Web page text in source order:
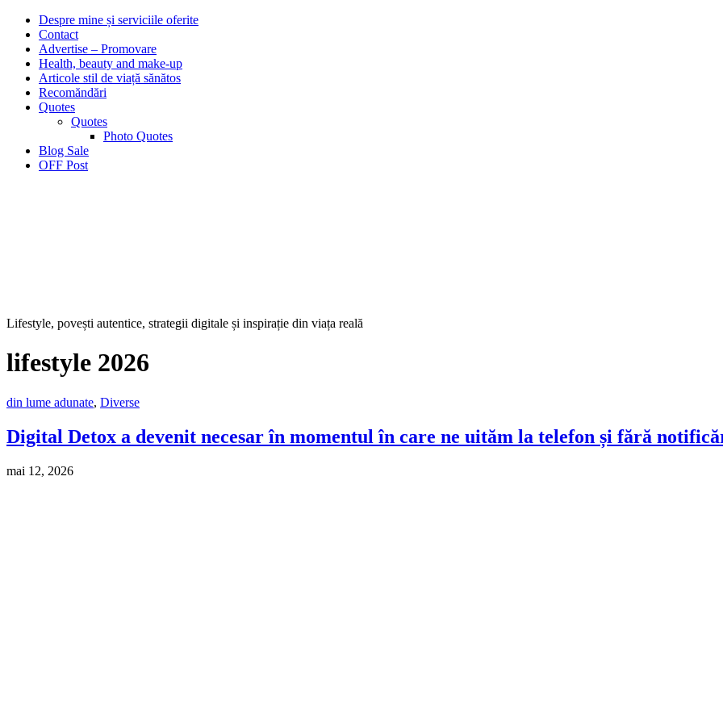
Despre mine și serviciile oferite
Contact
Advertise – Promovare
Health, beauty and make-up
Articole stil de viață sănătos
Recomăndări
Quotes
Quotes
Photo Quotes
Blog Sale
OFF Post
Lifestyle, povești autentice, strategii digitale și inspirație din viața reală
lifestyle 2026
din lume adunate, Diverse
Digital Detox a devenit necesar în momentul în care ne uităm la telefon și fără
mai 12, 2026